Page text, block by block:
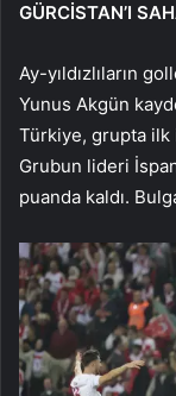
GÜRCİSTAN’I
Ay-yıldızlıların
Yunus Akgün
Türkiye, grupta ilk
Grubun lideri
puanda kaldı.